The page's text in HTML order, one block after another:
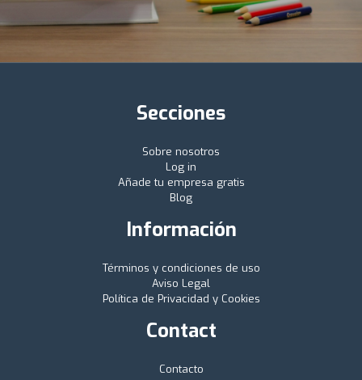
Secciones
Sobre nosotros
Log in
Añade tu empresa gratis
Blog
Información
Términos y condiciones de uso
Aviso Legal
Política de Privacidad y Cookies
Contact
Contacto